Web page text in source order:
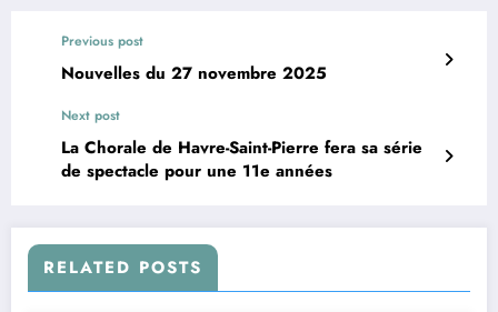
Previous post
Nouvelles du 27 novembre 2025
Next post
La Chorale de Havre-Saint-Pierre fera sa série
de spectacle pour une 11e années
RELATED POSTS